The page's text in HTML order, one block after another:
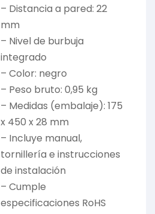
– Distancia a pared: 22
mm
– Nivel de burbuja
integrado
– Color: negro
– Peso bruto: 0,95 kg
– Medidas (embalaje): 175
x 450 x 28 mm
– Incluye manual,
tornillería e instrucciones
de instalación
– Cumple
especificaciones RoHS